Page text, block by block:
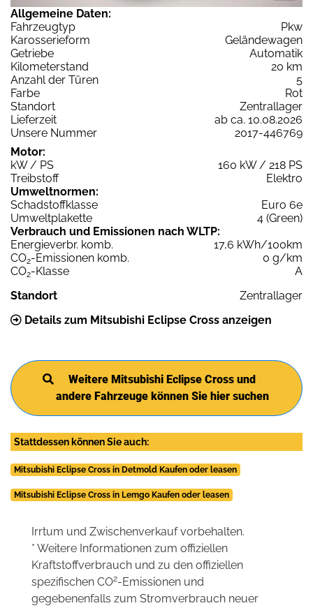
Allgemeine Daten:
Fahrzeugtyp
Pkw
Karosserieform
Geländewagen
Getriebe
Automatik
Kilometerstand
20 km
Anzahl der Türen
5
Farbe
Rot
Standort
Zentrallager
Lieferzeit
ab ca. 10.08.2026
Unsere Nummer
2017-446769
Motor:
kW / PS
160 kW / 218 PS
Treibstoff
Elektro
Umweltnormen:
Schadstoffklasse
Euro 6e
Umweltplakette
4 (Green)
Verbrauch und Emissionen nach WLTP:
Energieverbr. komb.
17,6 kWh/100km
CO2-Emissionen komb.
0 g/km
CO2-Klasse
A
Standort
Zentrallager
Details zum Mitsubishi Eclipse Cross anzeigen
Weitere Mitsubishi Eclipse Cross und
andere Fahrzeuge können Sie hier suchen
Stattdessen können Sie auch:
Mitsubishi Eclipse Cross in Detmold Kaufen oder leasen
Mitsubishi Eclipse Cross in Lemgo Kaufen oder leasen
Irrtum und Zwischenverkauf vorbehalten.
* Weitere Informationen zum offiziellen
Kraftstoffverbrauch und zu den offiziellen
spezifischen CO2-Emissionen und
gegebenenfalls zum Stromverbrauch neuer